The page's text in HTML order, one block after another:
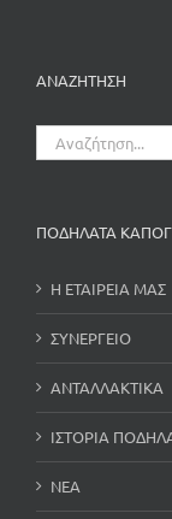
ΑΝΑΖΗΤΗΣΗ
Αναζήτηση
για:
ΠΟΔΗΛΑΤΑ
Η ΕΤΑΙΡΕΙΑ ΜΑΣ
ΣΥΝΕΡΓΕΙΟ
ΑΝΤΑΛΛΑΚΤΙΚΑ
ΙΣΤΟΡΙΑ
ΝΕΑ